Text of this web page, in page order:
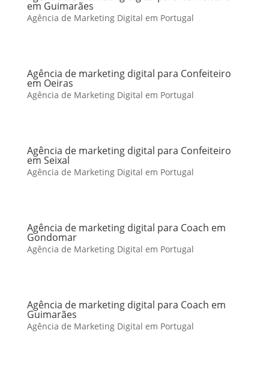
em Guimarães
Agência de Marketing Digital em Portugal
Agência de marketing digital para Confeiteiro
em Oeiras
Agência de Marketing Digital em Portugal
Agência de marketing digital para Confeiteiro
em Seixal
Agência de Marketing Digital em Portugal
Agência de marketing digital para Coach em
Gondomar
Agência de Marketing Digital em Portugal
Agência de marketing digital para Coach em
Guimarães
Agência de Marketing Digital em Portugal